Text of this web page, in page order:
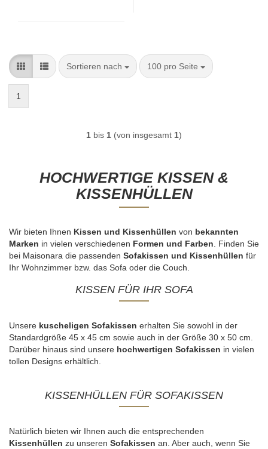
Sortieren nach
Sortieren nach 100 pro Seite
pro Seite
1
1 bis 1 (von insgesamt 1)
HOCHWERTIGE KISSEN &
KISSENHÜLLEN
Wir bieten Ihnen Kissen und Kissenhüllen von bekannten
Marken in vielen verschiedenen Formen und Farben. Finden Sie
bei Maisonara die passenden Sofakissen und Kissenhüllen für
Ihr Wohnzimmer bzw. das Sofa oder die Couch.
KISSEN FÜR IHR SOFA
Unsere kuscheligen Sofakissen erhalten Sie sowohl in der
Standardgröße 45 x 45 cm sowie auch in der Größe 30 x 50 cm.
Darüber hinaus sind unsere hochwertigen Sofakissen in vielen
tollen Designs erhältlich.
KISSENHÜLLEN FÜR SOFAKISSEN
Natürlich bieten wir Ihnen auch die entsprechenden
Kissenhüllen zu unseren Sofakissen an. Aber auch, wenn Sie